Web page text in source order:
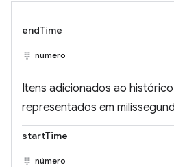
endTime
número
Itens adicionados ao
representados em
startTime
número